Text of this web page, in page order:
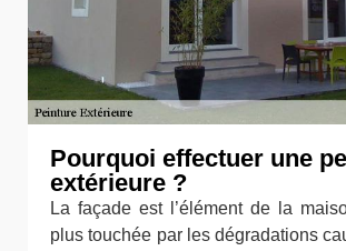
Pourquoi effectuer une
extérieure ?
La façade est l’élément de la
plus touchée par les dégradations